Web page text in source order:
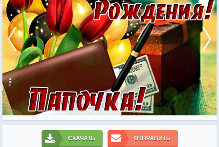
СКАЧАТЬ ОТПРАВИТЬ